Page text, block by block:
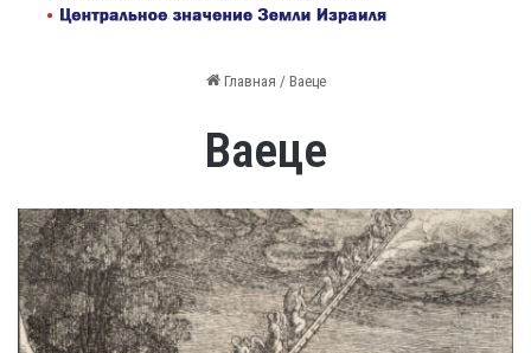
Главная / Ваеце
Ваеце